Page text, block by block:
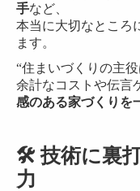
手など、
本当に大切なところ
ます。
“住まいづくりの主役
余計なコストや伝言
感のある家づくりを
🛠 技術に裏
力